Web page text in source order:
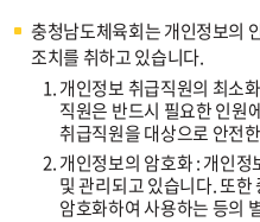
충청남도체육회는 개인정보의
조치를 취하고 있습니다.
1.개인정보 취급직원의 최소
직원은 반드시 필요한 인원
취급직원을 대상으로 안전
2.개인정보의 암호화 : 개인
및 관리되고 있습니다. 또한
암호화하여 사용하는 등의